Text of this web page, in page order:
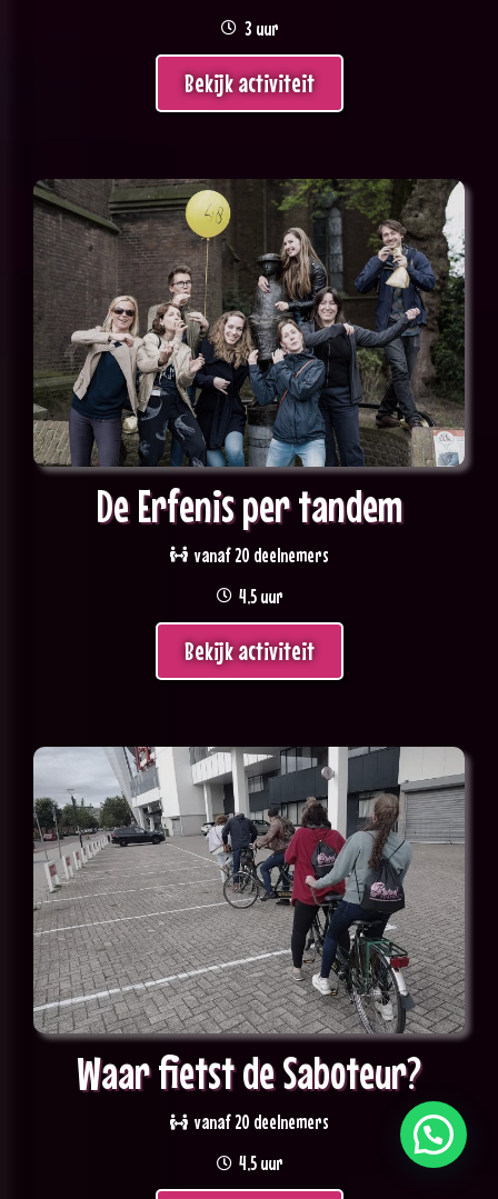
3 uur
Bekijk activiteit
De Erfenis per tandem
vanaf 20 deelnemers
4,5 uur
Bekijk activiteit
Waar fietst de Saboteur?
vanaf 20 deelnemers
4,5 uur